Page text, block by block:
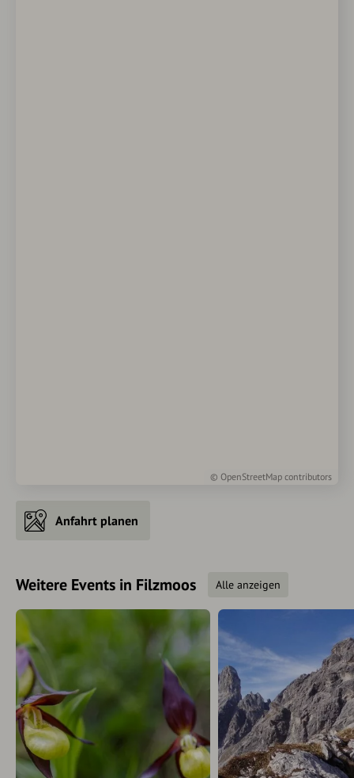
© OpenStreetMap contributors
Anfahrt planen
Weitere Events in Filzmoos Alle anzeigen